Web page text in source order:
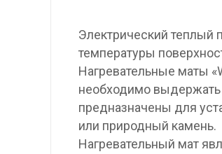
Электрический теплый
температуры
Нагревательные маты
необходимо
предназначены для
или природный камень.
Нагревательный мат